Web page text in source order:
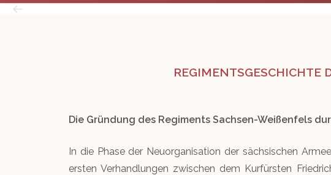
REGIMENTSGESCHICHTE
Die Gründung des Regiments Sachsen-Weißenfels
In die Phase der Neuorganisation der sächsischen
ersten Verhandlungen zwischen dem Kurfürsten